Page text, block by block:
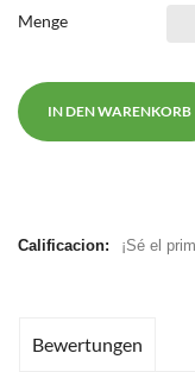
Menge
IN DEN WARENKORB
Calificacion: ¡Sé el
Bewertungen